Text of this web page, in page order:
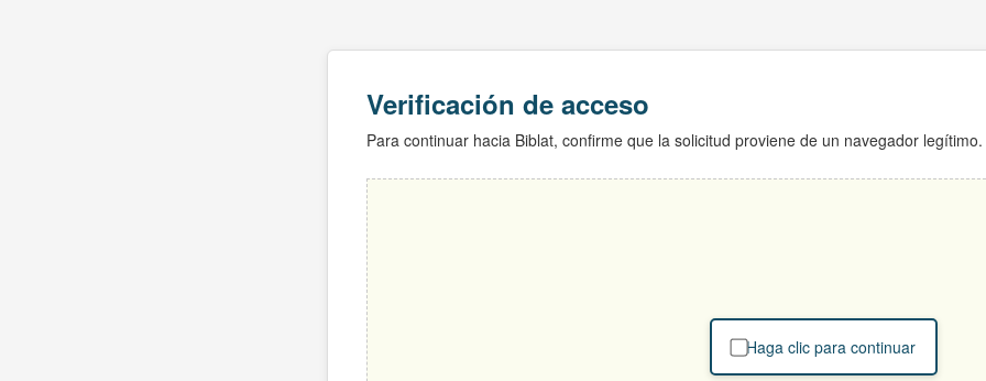
Verificación de acceso
Para continuar hacia Biblat, confirme que la solicitud proviene de un navegador legítimo.
Haga clic para continuar